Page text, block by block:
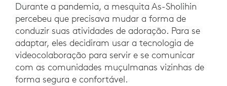
Durante a pandemia, a mesquita As-Sholihin
percebeu que precisava mudar a forma de
conduzir suas atividades de adoração. Para se
adaptar, eles decidiram usar a tecnologia de
videocolaboração para servir e se comunicar
com as comunidades muçulmanas vizinhas de
forma segura e confortável.